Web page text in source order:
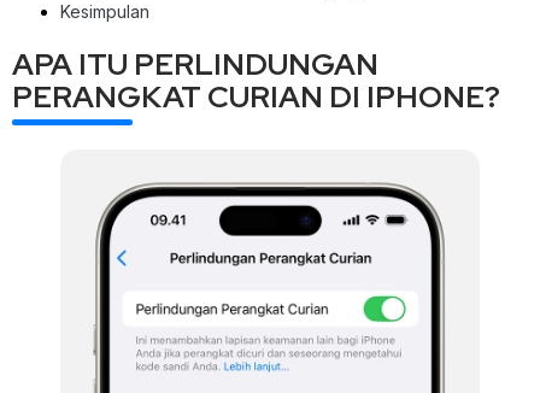
Kesimpulan
APA ITU PERLINDUNGAN
PERANGKAT CURIAN DI IPHONE?